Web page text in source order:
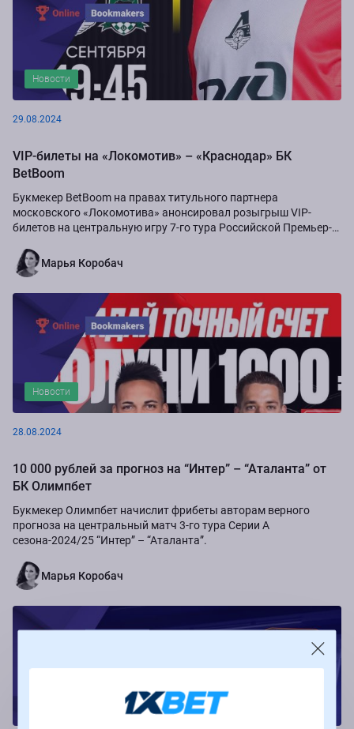
Новости
29.08.2024
VIP-билеты на «Локомотив» – «Краснодар» БК
BetBoom
Букмекер BetBoom на правах титульного партнера
московского «Локомотива» анонсировал розыгрыш VIP-
билетов на центральную игру 7-го тура Российской Премьер-
Марья Коробач
Новости
28.08.2024
10 000 рублей за прогноз на “Интер” – “Аталанта” от
БК Олимпбет
Букмекер Олимпбет начислит фрибеты авторам верного
прогноза на центральный матч 3-го тура Серии А
сезона-2024/25 “Интер” – “Аталанта”.
Марья Коробач